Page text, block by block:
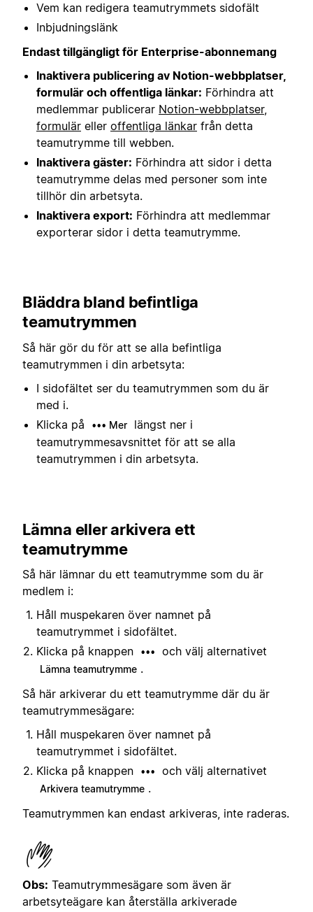
Vem kan redigera teamutrymmets sidofält
Inbjudningslänk
Endast tillgängligt för Enterprise-abonnemang
Inaktivera publicering av Notion-webbplatser,
formulär och offentliga länkar: Förhindra att
medlemmar publicerar Notion-webbplatser,
formulär eller offentliga länkar från detta
teamutrymme till webben.
Inaktivera gäster: Förhindra att sidor i detta
teamutrymme delas med personer som inte
tillhör din arbetsyta.
Inaktivera export: Förhindra att medlemmar
exporterar sidor i detta teamutrymme.
Bläddra bland befintliga
teamutrymmen
Så här gör du för att se alla befintliga
teamutrymmen i din arbetsyta:
I sidofältet ser du teamutrymmen som du är
med i.
Klicka på
••• Mer
längst ner i
teamutrymmesavsnittet för att se alla
teamutrymmen i din arbetsyta.
Lämna eller arkivera ett
teamutrymme
Så här lämnar du ett teamutrymme som du är
medlem i:
Håll muspekaren över namnet på
teamutrymmet i sidofältet.
Klicka på knappen
••• och välj alternativet
Lämna teamutrymme .
Så här arkiverar du ett teamutrymme där du är
teamutrymmesägare:
Håll muspekaren över namnet på
teamutrymmet i sidofältet.
Klicka på knappen
••• och välj alternativet
Arkivera teamutrymme .
Teamutrymmen kan endast arkiveras, inte raderas.
Obs: Teamutrymmesägare som även är
arbetsyteägare kan återställa arkiverade